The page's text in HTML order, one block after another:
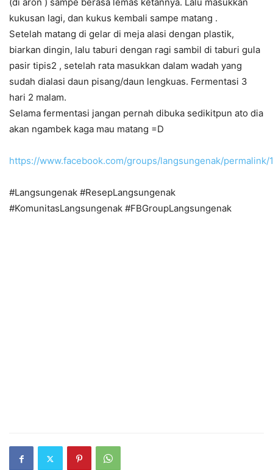
kukusan lagi, dan kukus kembali sampe matang .
Setelah matang di gelar di meja alasi dengan plastik,
biarkan dingin, lalu taburi dengan ragi sambil di taburi gula
pasir tipis2 , setelah rata masukkan dalam wadah yang
sudah dialasi daun pisang/daun lengkuas. Fermentasi 3
hari 2 malam.
Selama fermentasi jangan pernah dibuka sedikitpun ato dia
akan ngambek kaga mau matang =D
https://www.facebook.com/groups/langsungenak/
#Langsungenak #ResepLangsungenak
#KomunitasLangsungenak #FBGroupLangsungenak